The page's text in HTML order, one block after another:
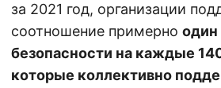
за 2021 год, организации
соотношение примерно один
безопасности на каждые
которые коллективно